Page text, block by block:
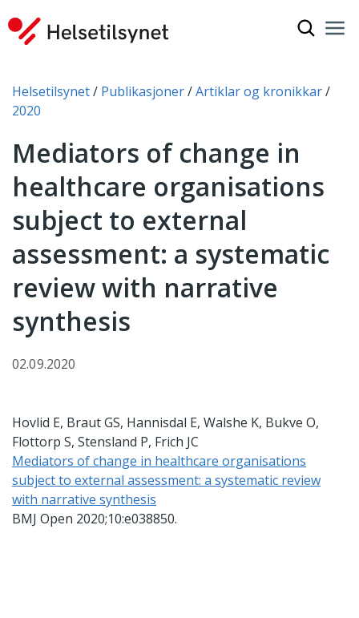
Du er her:
Helsetilsynet Publikasjoner
Artiklar og kronikkar
2020
Mediators of change in
healthcare organisations
subject to external
assessment: a systematic
review with narrative
synthesis
02.09.2020
Hovlid E, Braut GS, Hannisdal E, Walshe K, Bukve O,
Flottorp S, Stensland P, Frich JC
Mediators of change in healthcare organisations
subject to external assessment: a systematic review
with narrative synthesis
BMJ Open 2020;10:e038850.